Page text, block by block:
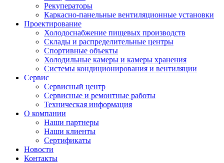
Рекуператоры
Каркасно-панельные вентиляционные установки
Проектирование
Холодоснабжение пищевых производств
Склады и распределительные центры
Спортивные объекты
Холодильные камеры и камеры хранения
Системы кондиционирования и вентиляции
Сервис
Сервисный центр
Сервисные и ремонтные работы
Техническая информация
О компании
Наши партнеры
Наши клиенты
Сертификаты
Новости
Контакты